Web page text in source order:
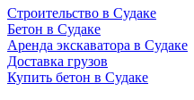
Строительство в Судаке
Бетон в Судаке
Аренда экскаватора в Судаке
Доставка грузов
Купить бетон в Судаке